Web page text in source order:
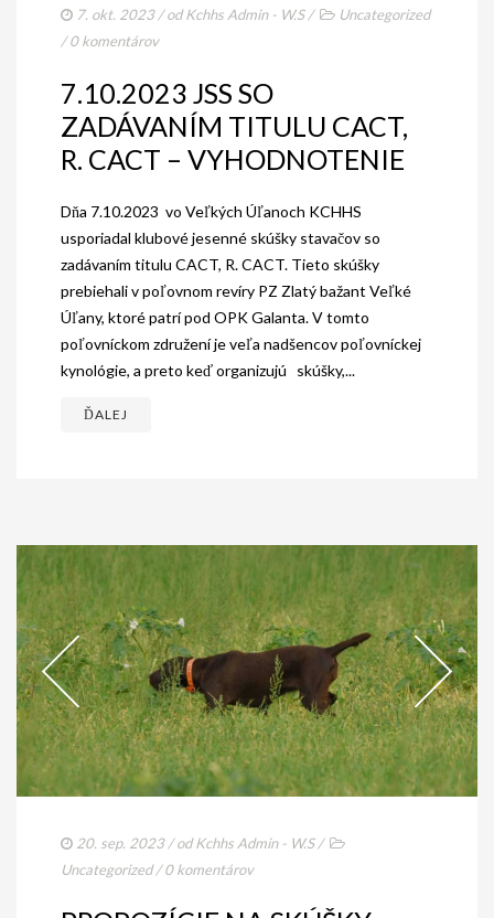
AKO BYT ČLENOM KCHHS
DEUTSCH DRAHTHAAR
ŠTANDARD
CHOVNÉ PSY
CHOVNÉ SUKY
CHOVATEĽSKÉ STANICE
OČAKÁVANÉ VRHY NDS V ROKU 2026
PUDELPOINTER
CHOVNÉ PSY
CHOVNÉ SUKY
CHOVATEĽSKÉ STANICE
OČAKÁVANÉ VRHY PP V ROKU 2026
AKCIE
MEDZINÁRODNÁ SÚŤAŽ HRUBOSRSTÝCH
STAVAČOV „MEMORIÁL B. ZEMKA“
SKÚŠKY
7. okt. 2023/ odKchhs Admin - W.S/
Uncategorized
/0 komentárov
7.10.2023 JSS SO
ZADÁVANÍM TITULU CACT,
R. CACT – VYHODNOTENIE
Dňa 7.10.2023 vo Veľkých Úľanoch KCHHS
usporiadal klubové jesenné skúšky stavačov so
zadávaním titulu CACT, R. CACT. Tieto skúšky
prebiehali v poľovnom revíry PZ Zlatý bažant Veľké
Úľany, ktoré patrí pod OPK Galanta. V tomto
poľovníckom združení je veľa nadšencov poľovníckej
kynológie, a preto keď organizujú skúšky,...
ĎALEJ
20. sep. 2023/ odKchhs Admin - W.S/
Uncategorized/0 komentárov